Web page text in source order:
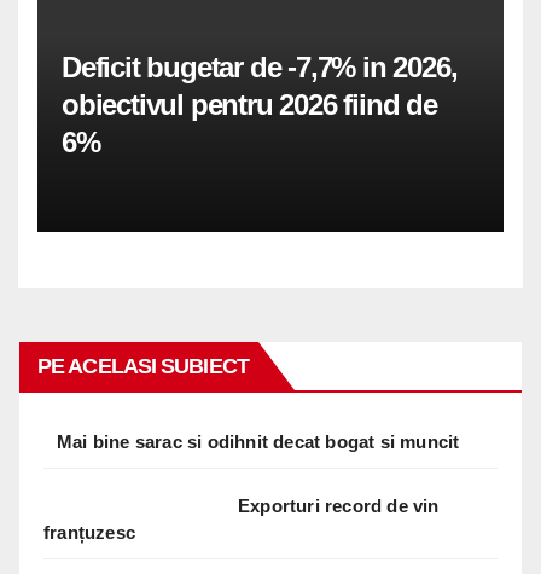
Deficit bugetar de -7,7% in 2026,
obiectivul pentru 2026 fiind de
6%
PE ACELASI SUBIECT
Mai bine sarac si odihnit decat bogat si muncit
Exporturi record de vin
franțuzesc